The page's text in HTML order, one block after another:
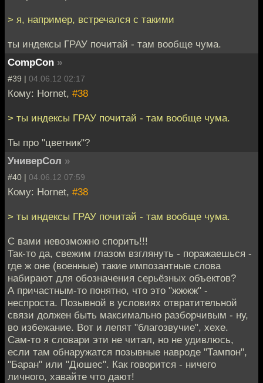
> я, например, встречался с такими
ты индексы ГРАУ почитай - там вообще чума.
CompCon »
#39 | 04.06.12 02:17
Кому: Hornet, #38
> ты индексы ГРАУ почитай - там вообще чума.
Ты про "цветник"?
УниверСол »
#40 | 04.06.12 07:59
Кому: Hornet, #38
> ты индексы ГРАУ почитай - там вообще чума.
C вами невозможно спорить!!!
Так-то да, свежим глазом взглянуть - поражаешься -
где ж оне (военные) такие импозантные слова
набирают для обозначения серьёзных объектов?
А причастным-то понятно, что это "жжжж" -
неспроста. Позывной в условиях отвратительной
связи должен быть максимально разборчивым - ну,
во избежание. Вот и лепят "благозвучие", хехе.
Сам-то я словари эти не читал, но не удивлюсь,
если там обнаружатся позывные навроде "Тампон",
"Баран" или "Дюшес". Как говорится - ничего
личного, хавайте что дают!